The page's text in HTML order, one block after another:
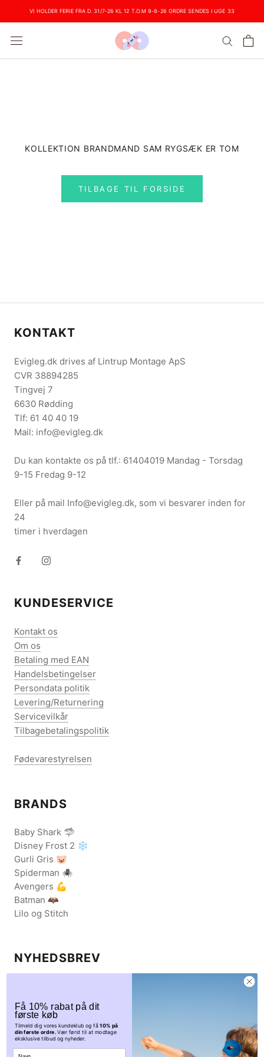
VI HOLDER FERIE FRA D. 31/7-26 KL 12 T.O.M 9-8-26 ORDRE SENDES I UGE 33
KOLLEKTION BRANDMAND SAM RYGSÆK ER TOM
TILBAGE TIL FORSIDE
KONTAKT
Evigleg.dk drives af Lintrup Montage ApS
CVR 38894285
Tingvej 7
6630 Rødding
Tlf: 61 40 40 19
Mail: info@evigleg.dk
Du kan kontakte os på tlf.: 61404019 Mandag - Torsdag
9-15 Fredag 9-12
Eller på mail Info@evigleg.dk, som vi besvarer inden for
24
timer i hverdagen
KUNDESERVICE
Kontakt os
Om os
Betaling med EAN
Handelsbetingelser
Persondata politik
Levering/Returnering
Servicevilkår
Tilbagebetalingspolitik
Fødevarestyrelsen
BRANDS
Baby Shark 🦈
Disney Frost 2 ❄️
Gurli Gris 🐷
Spiderman 🕷️
Avengers 💪
Batman 🦇
Lilo og Stitch
NYHEDSBREV
Få eksklusive rabatkoder og nys om udsalgskampagner.
Tilmeld dig vores nyhedsbrev her.
Få 10% rabat på dit
første køb
Tilmeld dig vores kundeklub og få10% på
din første ordre.Vær først til at modtage
eksklusive tilbud og nyheder.